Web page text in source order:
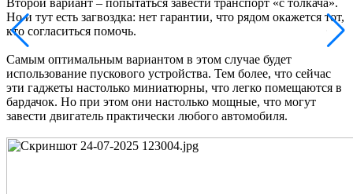
Второй вариант – попытаться завести транспорт «с толкача».
Но и тут есть загвоздка: нет гарантии, что рядом окажется тот,
кто согласиться помочь.
Самым оптимальным вариантом в этом случае будет
использование пускового устройства. Тем более, что сейчас
эти гаджеты настолько миниатюрны, что легко помещаются в
бардачок. Но при этом они настолько мощные, что могут
завести двигатель практически любого автомобиля.